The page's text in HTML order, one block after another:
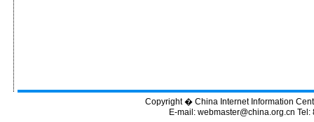
Copyright � China Internet Information
E-mail: webmaster@china.org.cn Tel: